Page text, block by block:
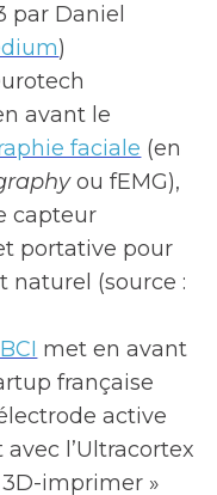
par Daniel
)
avant le
faciale (en
ou fEMG),
capteur
portative pour
naturel (source :
met en avant
française
active
l’Ultracortex
3D-imprimer »